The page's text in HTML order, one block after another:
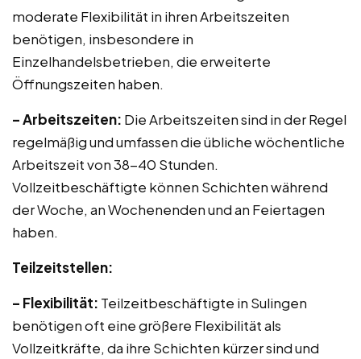
moderate Flexibilität in ihren Arbeitszeiten
benötigen, insbesondere in
Einzelhandelsbetrieben, die erweiterte
Öffnungszeiten haben.
– Arbeitszeiten: Die Arbeitszeiten sind in der Regel
regelmäßig und umfassen die übliche wöchentliche
Arbeitszeit von 38-40 Stunden.
Vollzeitbeschäftigte können Schichten während
der Woche, an Wochenenden und an Feiertagen
haben.
Teilzeitstellen:
– Flexibilität: Teilzeitbeschäftigte in Sulingen
benötigen oft eine größere Flexibilität als
Vollzeitkräfte, da ihre Schichten kürzer sind und